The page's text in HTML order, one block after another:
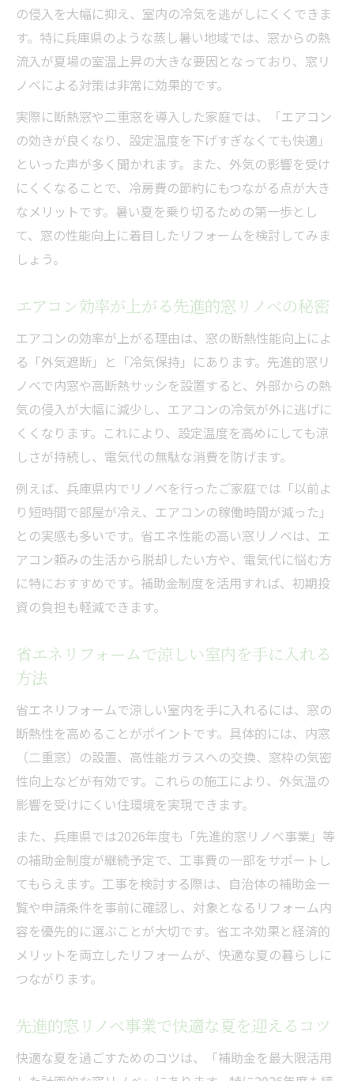
省エネ効果が高い窓リノベの選び方を解説
窓リノベ2025から2026への流れと補助金活
用
兵庫県リフォーム補助金で省エネ住宅を目
指す
先進的窓リノベに適した断熱性能とは
最新制度を活かした賢い窓リノベの進め方
先進的窓リノベ2026事業の制度変更点を解
説
補助金がなくなる前に窓リノベを進めるポ
兵庫県リフォーム補助金の申請手順と注意
点
先進的窓リノベの登録業者選びのコツ
制度を最大活用する窓リノベ計画の立て方
内窓設置で光熱費を抑えるコツをご紹介
先進的窓リノベで内窓設置の効果を最大化
二重窓の補助金を活用した内窓リフォーム
内窓設置で電気代を抑える具体的な方法
省エネリフォームと内窓選びのポイント
先進的窓リノベ事業と内窓設置の関係を解
説
補助金活用で叶う快適な兵庫県の省エネ生活
ット
補助金一覧を活用した省エネリフォーム事
例
先進的窓リノベのお得な活用方法まとめ
電気代を抑える兵庫県リフォーム補助金活
用術
の侵入を大幅に抑え、室内の冷気を逃がしにくくできま
す。特に兵庫県のような蒸し暑い地域では、窓からの熱
流入が夏場の室温上昇の大きな要因となっており、窓リ
ノベによる対策は非常に効果的です。
実際に断熱窓や二重窓を導入した家庭では、「エアコン
の効きが良くなり、設定温度を下げすぎなくても快適」
といった声が多く聞かれます。また、外気の影響を受け
にくくなることで、冷房費の節約にもつながる点が大き
なメリットです。暑い夏を乗り切るための第一歩とし
て、窓の性能向上に着目したリフォームを検討してみま
しょう。
エアコン効率が上がる先進的窓リノベの秘密
エアコンの効率が上がる理由は、窓の断熱性能向上によ
る「外気遮断」と「冷気保持」にあります。先進的窓リ
ノベで内窓や高断熱サッシを設置すると、外部からの熱
気の侵入が大幅に減少し、エアコンの冷気が外に逃げに
くくなります。これにより、設定温度を高めにしても涼
しさが持続し、電気代の無駄な消費を防げます。
例えば、兵庫県内でリノベを行ったご家庭では「以前よ
り短時間で部屋が冷え、エアコンの稼働時間が減った」
との実感も多いです。省エネ性能の高い窓リノベは、エ
アコン頼みの生活から脱却したい方や、電気代に悩む方
に特におすすめです。補助金制度を活用すれば、初期投
資の負担も軽減できます。
省エネリフォームで涼しい室内を手に入れる
方法
省エネリフォームで涼しい室内を手に入れるには、窓の
断熱性を高めることがポイントです。具体的には、内窓
（二重窓）の設置、高性能ガラスへの交換、窓枠の気密
性向上などが有効です。これらの施工により、外気温の
影響を受けにくい住環境を実現できます。
また、兵庫県では2026年度も「先進的窓リノベ事業」等
の補助金制度が継続予定で、工事費の一部をサポートし
てもらえます。工事を検討する際は、自治体の補助金一
覧や申請条件を事前に確認し、対象となるリフォーム内
容を優先的に選ぶことが大切です。省エネ効果と経済的
メリットを両立したリフォームが、快適な夏の暮らしに
つながります。
先進的窓リノベ事業で快適な夏を迎えるコツ
快適な夏を過ごすためのコツは、「補助金を最大限活用